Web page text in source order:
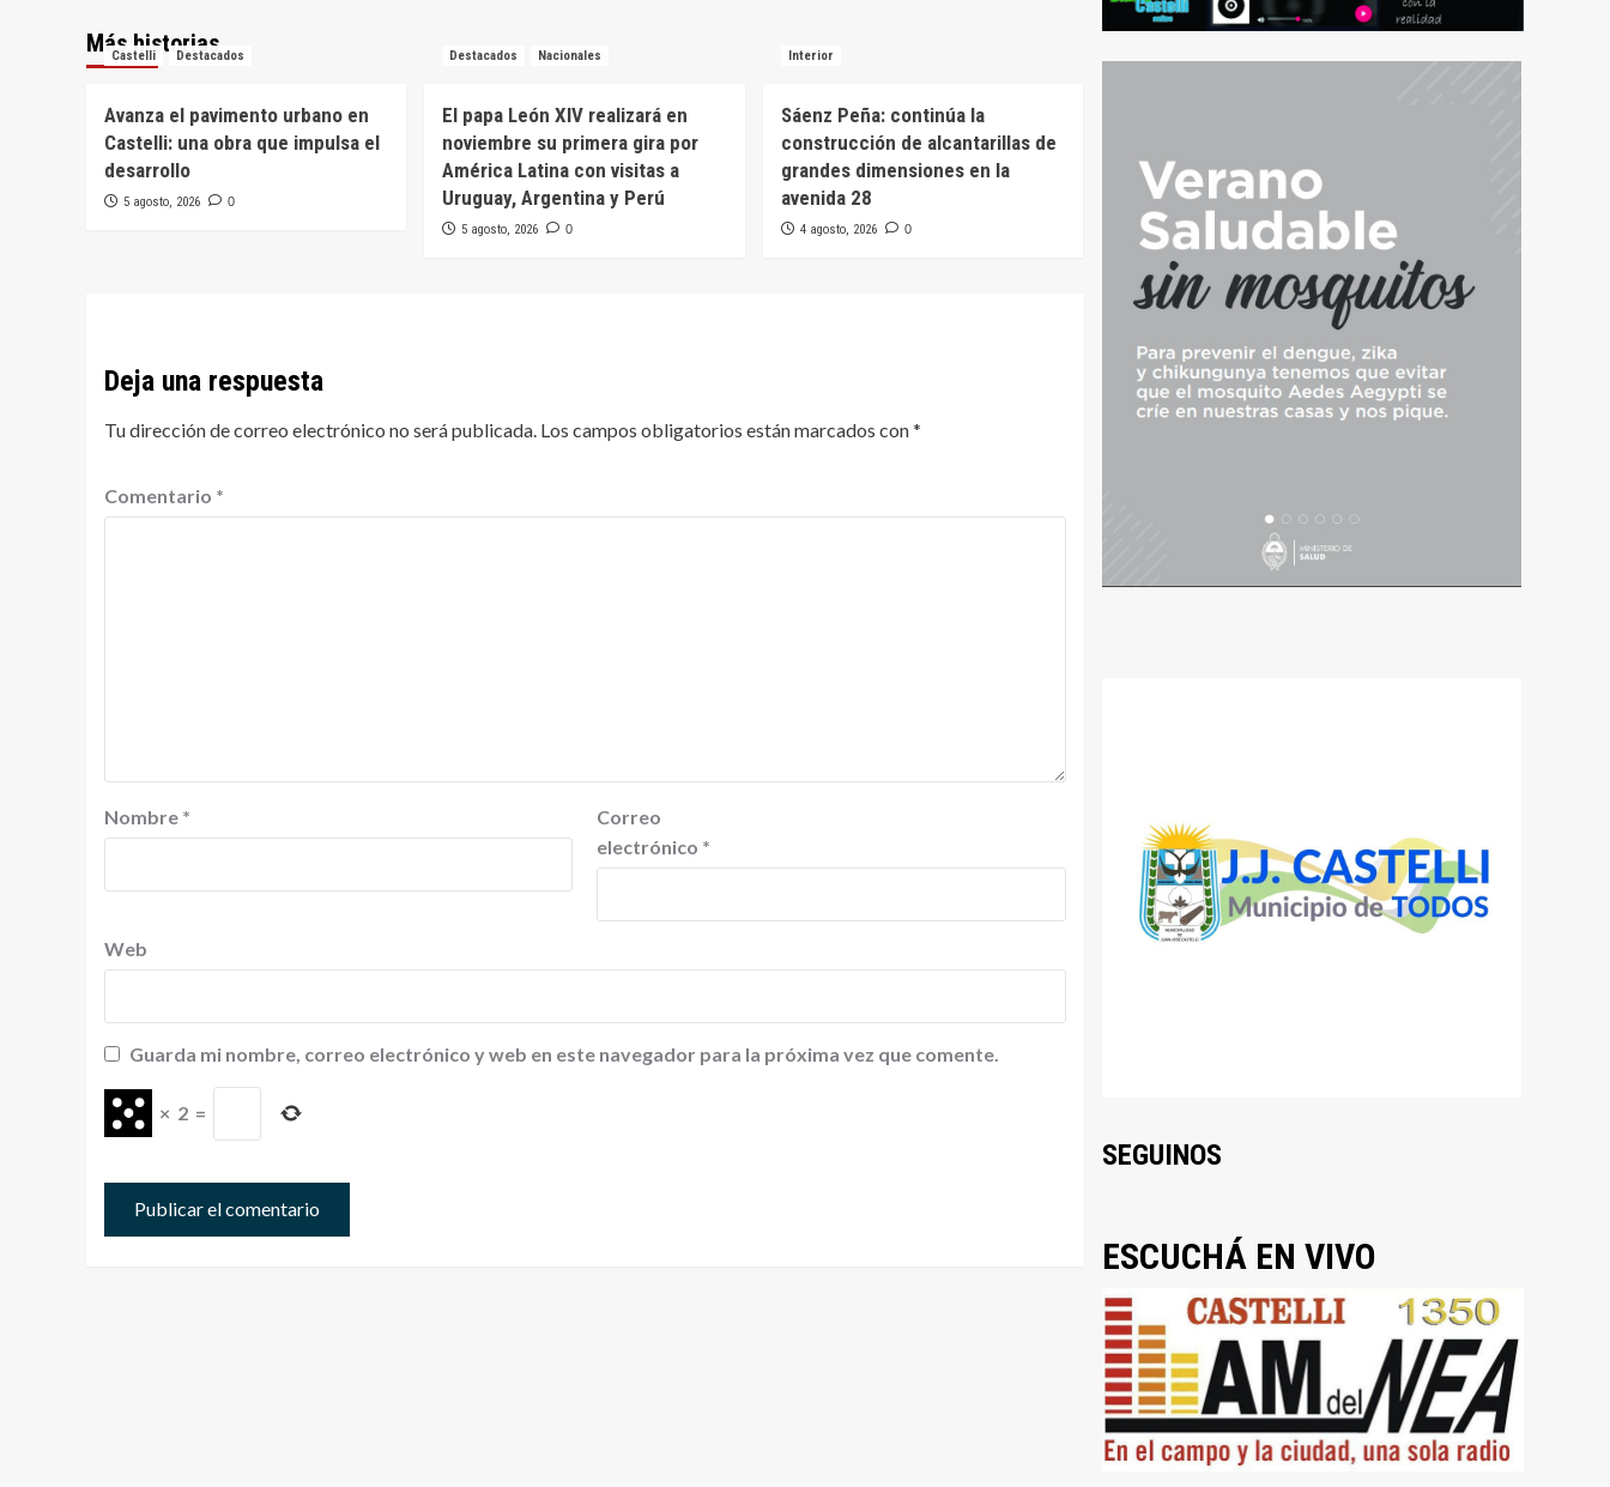
Más historias
Castelli Destacados
Avanza el pavimento urbano en
Castelli: una obra que impulsa el
desarrollo
5 agosto, 2026 0
Destacados Nacionales
El papa León XIV realizará en
noviembre su primera gira por
América Latina con visitas a
Uruguay, Argentina y Perú
5 agosto, 2026 0
Interior
Sáenz Peña: continúa la
construcción de alcantarillas de
grandes dimensiones en la
avenida 28
4 agosto, 2026 0
Deja una respuesta
Tu dirección de correo electrónico no será publicada. Los campos obligatorios están marcados con*
Comentario *
Nombre *
Correo
electrónico *
Web
Guarda mi nombre, correo electrónico y web en este navegador para la próxima vez que comente.
× 2 =
SEGUINOS
ESCUCHÁ EN VIVO